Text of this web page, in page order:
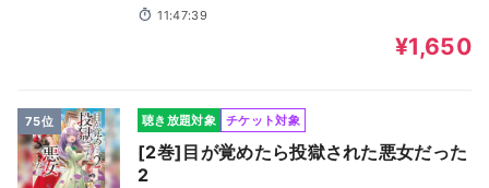
11:47:39
¥1,650
75位 聴き放題対象 チケット対象
[2巻]目が覚めたら投獄された悪女だった
2